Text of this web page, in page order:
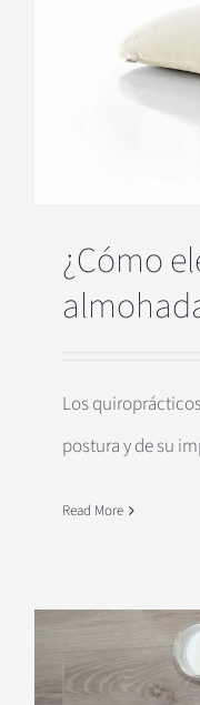
¿Cómo
Los
postura y de su
Read More